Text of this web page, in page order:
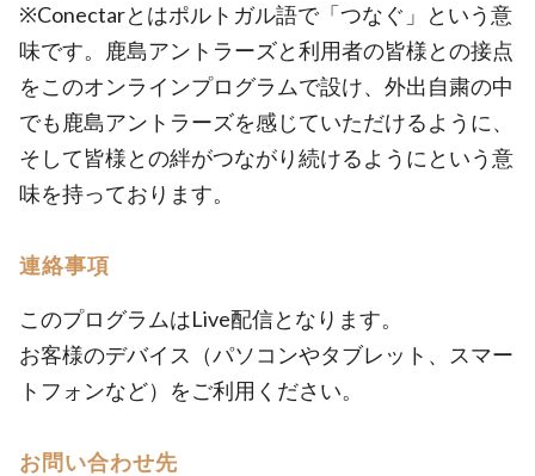
※Conectarとはポルトガル語で「つなぐ」という意
味です。鹿島アントラーズと利用者の皆様との接点
をこのオンラインプログラムで設け、外出自粛の中
でも鹿島アントラーズを感じていただけるように、
そして皆様との絆がつながり続けるようにという意
味を持っております。
連絡事項
このプログラムはLive配信となります。
お客様のデバイス（パソコンやタブレット、スマー
トフォンなど）をご利用ください。
お問い合わせ先